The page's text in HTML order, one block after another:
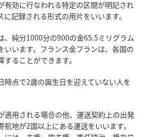
有効に行なわれる特定の区間が明記され
記録される形式の用片をいいます。
、純分1000分の900の金65.5ミリグラム
いいます。フランス金フランは、各国の
ることができます。
時点で2歳の誕生日を迎えていない人を
適用される場合の他、運送契約上の出発
地が2国以上にある運送をいいます。